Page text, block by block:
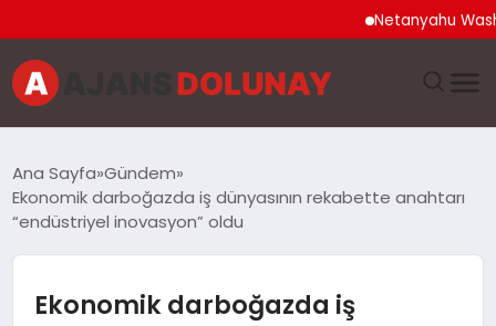
Netanyahu
EĞITIM
Ana Sayfa Gündem
Ekonomik darboğazda iş dünyasının rekabette anahtarı
“endüstriyel inovasyon” oldu
Ekonomik darboğazda iş